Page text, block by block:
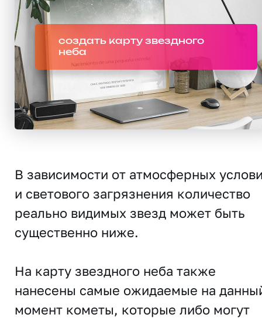
создать карту звездного
неба
В зависимости от атмосферных
и светового загрязнения количество
реально видимых звезд может быть
существенно ниже.
На карту звездного неба также
нанесены самые ожидаемые на
момент кометы, которые либо могут